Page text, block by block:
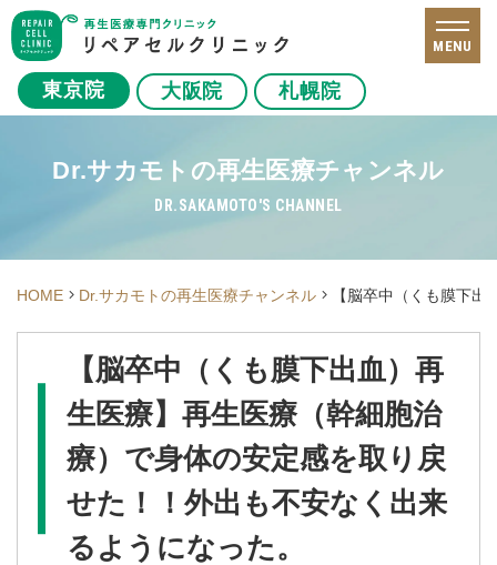
東京院 大阪院 札幌院
MENU
Dr.サカモトの再生医療チャンネル
DR.SAKAMOTO'S CHANNEL
HOME Dr.サカモトの再生医療チャンネル 【脳卒中（くも膜下
【脳卒中（くも膜下出血）再
生医療】再生医療（幹細胞治
療）で身体の安定感を取り戻
せた！！外出も不安なく出来
るようになった。